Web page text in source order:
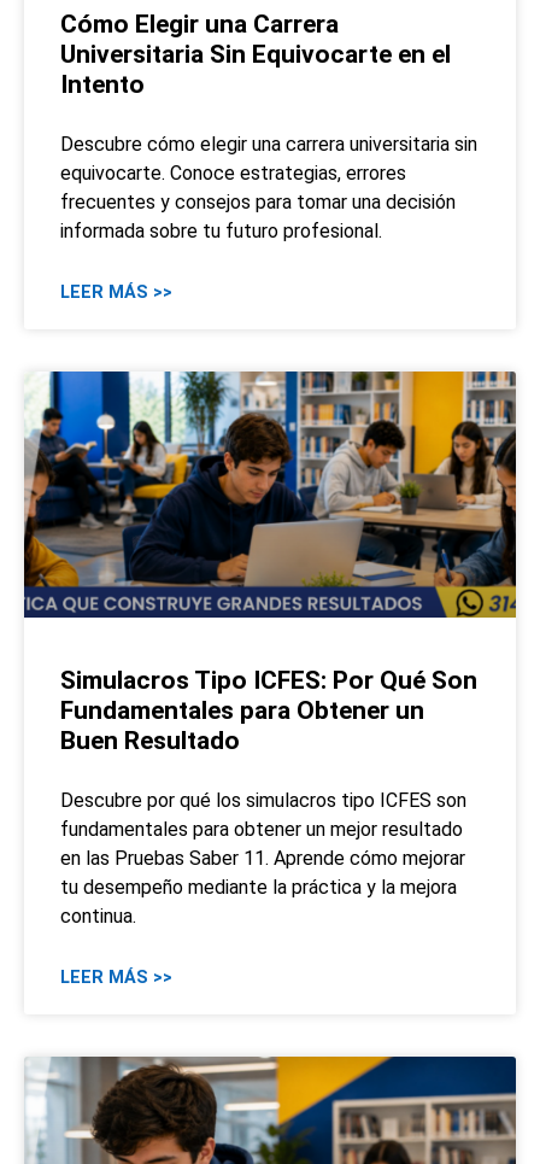
Cómo Elegir una Carrera
Universitaria Sin Equivocarte en el
Intento
Descubre cómo elegir una carrera universitaria sin
equivocarte. Conoce estrategias, errores
frecuentes y consejos para tomar una decisión
informada sobre tu futuro profesional.
LEER MÁS >>
Simulacros Tipo ICFES: Por Qué Son
Fundamentales para Obtener un
Buen Resultado
Descubre por qué los simulacros tipo ICFES son
fundamentales para obtener un mejor resultado
en las Pruebas Saber 11. Aprende cómo mejorar
tu desempeño mediante la práctica y la mejora
continua.
LEER MÁS >>